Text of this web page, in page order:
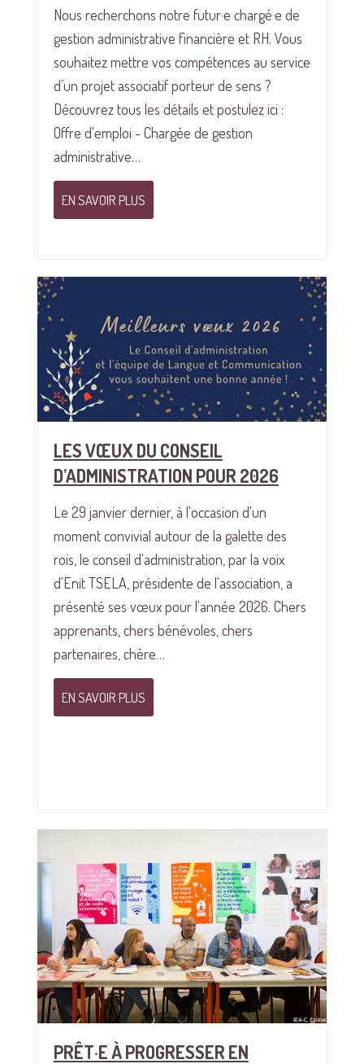
Nous recherchons notre futur·e chargé·e de
gestion administrative financière et RH. Vous
souhaitez mettre vos compétences au service
d’un projet associatif porteur de sens ?
Découvrez tous les détails et postulez ici :
Offre d'emploi - Chargée de gestion
administrative…
EN SAVOIR PLUS
LES VŒUX DU CONSEIL
D’ADMINISTRATION POUR 2026
Le 29 janvier dernier, à l'occasion d'un
moment convivial autour de la galette des
rois, le conseil d'administration, par la voix
d'Enit TSELA, présidente de l'association, a
présenté ses vœux pour l'année 2026. Chers
apprenants, chers bénévoles, chers
partenaires, chère…
EN SAVOIR PLUS
PRÊT·E À PROGRESSER EN